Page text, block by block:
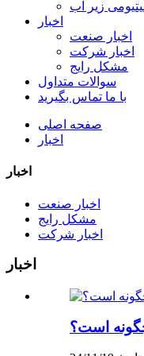
زیر آب
اخبار
اخبار صنعت
اخبار شرکت
مشکل رایج
سوالات متداول
با ما تماس بگیرید
صفحه اصلی
اخبار
اخبار
اخبار صنعت
مشکل رایج
اخبار شرکت
اخبار
است؟